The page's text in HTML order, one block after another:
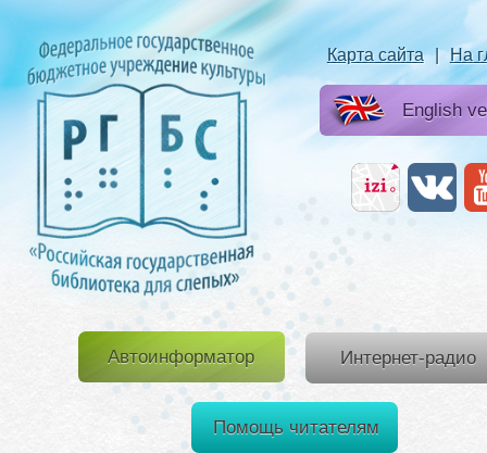
Карта сайта | На
English
Автоинформатор Интернет-радио
Помощь читателям